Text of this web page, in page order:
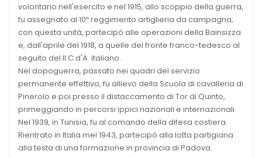
volontario nell'esercito e nel 1915, allo scoppio della guerra,
fu assegnato al 10º reggimento artiglieria da campagna;
con questa unità, partecipò alle operazioni della Bainsizza
e, dall'aprile del 1918, a quelle del fronte franco-tedesco al
seguito del II C.d'A. italiano.
Nel dopoguerra, passato nei quadri del servizio
permanente effettivo, fu allievo della Scuola di cavalleria di
Pinerolo e poi presso il distaccamento di Tor di Quinto,
primeggiando in percorsi ippici nazionali e internazionali.
Nel 1939, in Tunisia, fu al comando della difesa costiera.
Rientrato in Italia mel 1943, partecipò alla lotta partigiana
alla testa di una formazione in provincia di Padova.